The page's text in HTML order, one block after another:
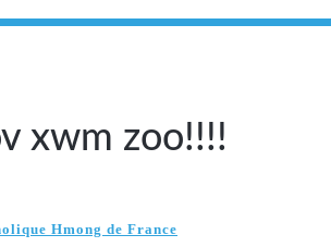
xwm zoo!!!!
Hmong de France